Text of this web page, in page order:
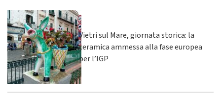
Vietri sul Mare, giornata storica: la
ceramica ammessa alla fase europea
per l’IGP